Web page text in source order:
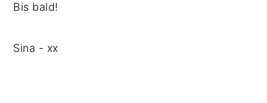
Bis bald!
Sina - xx